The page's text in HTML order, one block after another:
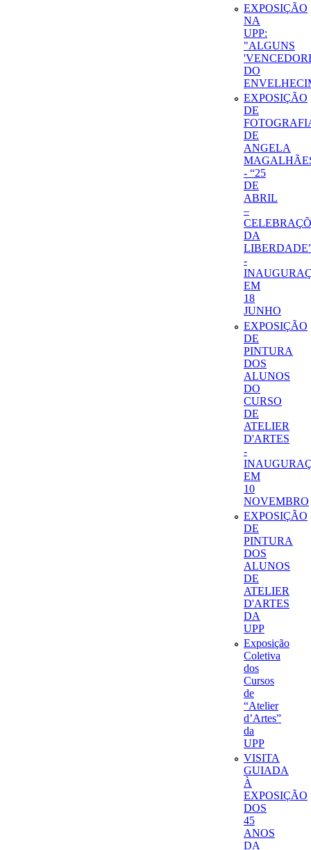
EXPOSIÇÃO
NA
UPP:
"ALGUNS
DO
EXPOSIÇÃO
DE
DE
ANGELA
- “25
DE
ABRIL
–
DA
-
EM
18
JUNHO
EXPOSIÇÃO
DE
PINTURA
DOS
ALUNOS
DO
CURSO
DE
ATELIER
D'ARTES
-
EM
10
NOVEMBRO
EXPOSIÇÃO
DE
PINTURA
DOS
ALUNOS
DE
ATELIER
D'ARTES
DA
UPP
Exposição
Coletiva
dos
Cursos
de
“Atelier
d’Artes”
da
UPP
VISITA
GUIADA
À
EXPOSIÇÃO
DOS
45
ANOS
DA